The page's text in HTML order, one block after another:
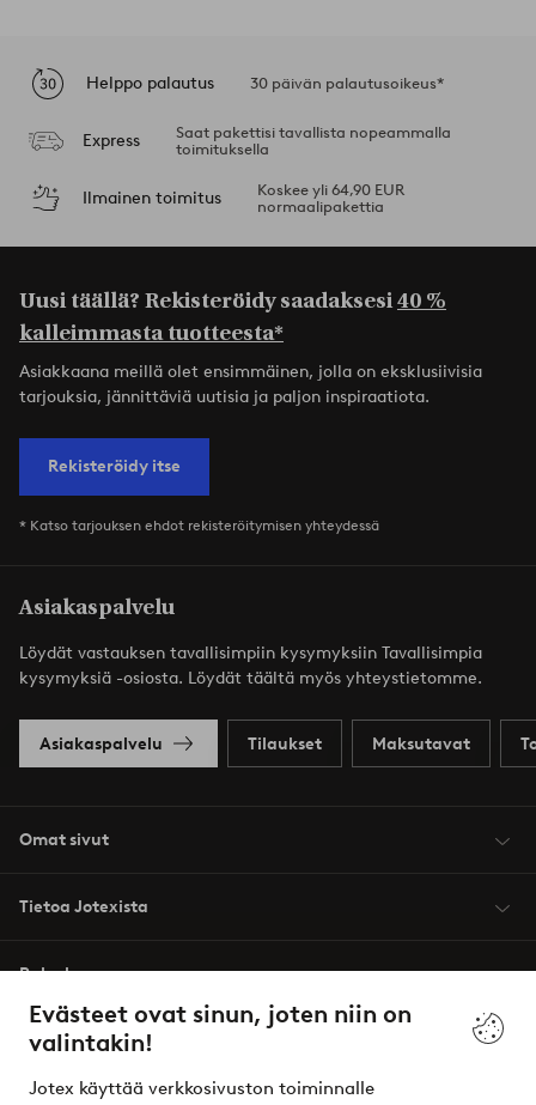
Evästeet ovat sinun, joten niin on
valintakin!
Jotex käyttää verkkosivuston toiminnalle
Helppo palautus 30 päivän palautusoikeus*
Express
Saat pakettisi tavallista nopeammalla
toimituksella
Ilmainen toimitus
Koskee yli 64,90 EUR
normaalipakettia
Uusi täällä? Rekisteröidy saadaksesi40 %
kalleimmasta tuotteesta*
Asiakkaana meillä olet ensimmäinen, jolla on eksklusiivisia
tarjouksia, jännittäviä uutisia ja paljon inspiraatiota.
Rekisteröidy itse
* Katso tarjouksen ehdot rekisteröitymisen yhteydessä
Asiakaspalvelu
Löydät vastauksen tavallisimpiin kysymyksiin Tavallisimpia
kysymyksiä -osiosta. Löydät täältä myös yhteystietomme.
Asiakaspalvelu Tilaukset Maksutavat
Omat sivut
Tietoa Jotexista
Palvelumme
Ehdot